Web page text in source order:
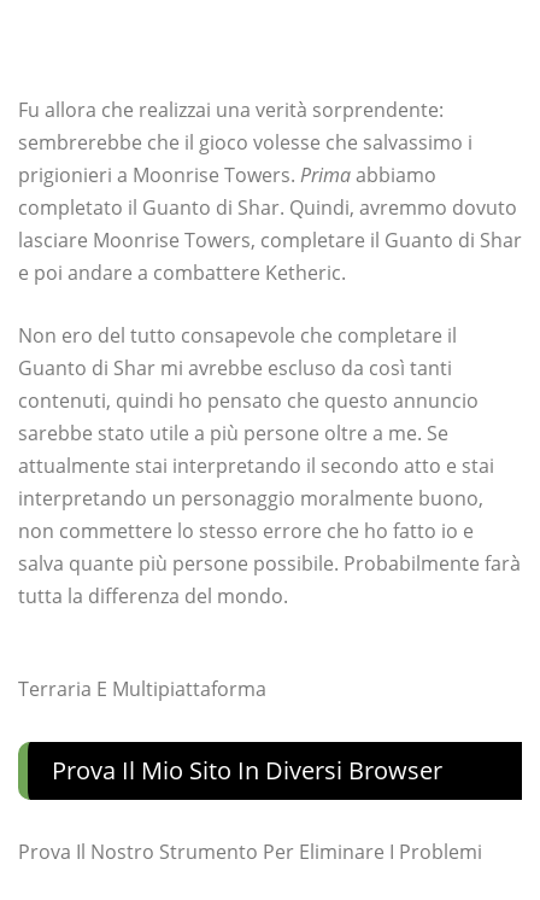
Fu allora che realizzai una verità sorprendente:
sembrerebbe che il gioco volesse che salvassimo i
prigionieri a Moonrise Towers. Primaabbiamo
completato il Guanto di Shar. Quindi, avremmo dovuto
lasciare Moonrise Towers, completare il Guanto di Shar
e poi andare a combattere Ketheric.
Non ero del tutto consapevole che completare il
Guanto di Shar mi avrebbe escluso da così tanti
contenuti, quindi ho pensato che questo annuncio
sarebbe stato utile a più persone oltre a me. Se
attualmente stai interpretando il secondo atto e stai
interpretando un personaggio moralmente buono,
non commettere lo stesso errore che ho fatto io e
salva quante più persone possibile. Probabilmente farà
tutta la differenza del mondo.
Terraria E Multipiattaforma
Prova Il Mio Sito In Diversi Browser
Prova Il Nostro Strumento Per Eliminare I Problemi